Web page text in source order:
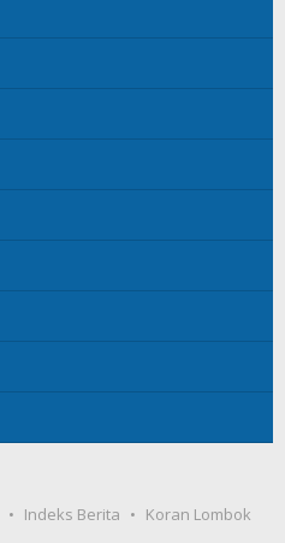
Indeks Berita Koran Lombok